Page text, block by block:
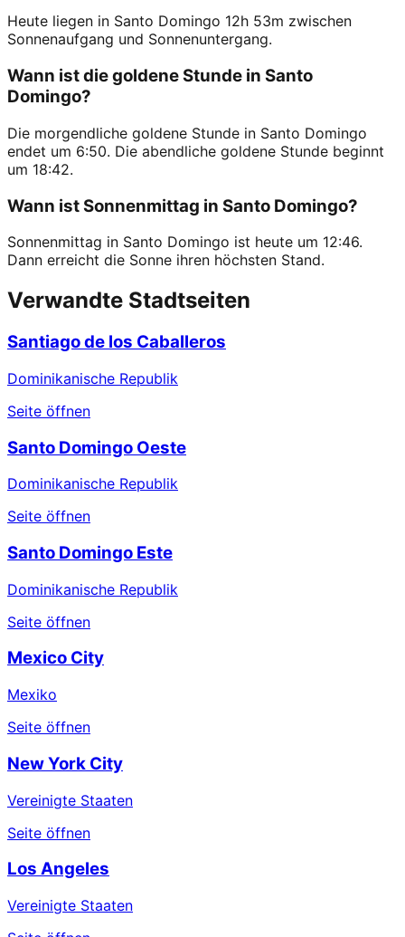
Heute liegen in Santo Domingo 12h 53m zwischen
Sonnenaufgang und Sonnenuntergang.
Wann ist die goldene Stunde in Santo
Domingo?
Die morgendliche goldene Stunde in Santo Domingo
endet um 6:50. Die abendliche goldene Stunde beginnt
um 18:42.
Wann ist Sonnenmittag in Santo Domingo?
Sonnenmittag in Santo Domingo ist heute um 12:46.
Dann erreicht die Sonne ihren höchsten Stand.
Verwandte Stadtseiten
Santiago de los Caballeros
Dominikanische Republik
Seite öffnen
Santo Domingo Oeste
Dominikanische Republik
Seite öffnen
Santo Domingo Este
Dominikanische Republik
Seite öffnen
Mexico City
Mexiko
Seite öffnen
New York City
Vereinigte Staaten
Seite öffnen
Los Angeles
Vereinigte Staaten